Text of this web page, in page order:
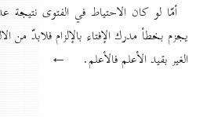
أمّا لو كان الاحتياط في الفتوى
يجزم بخطأ مدرك الإفتاء بالإلزام فلابدّ من
الغير بقيد الأعلم فالأعلم. ←